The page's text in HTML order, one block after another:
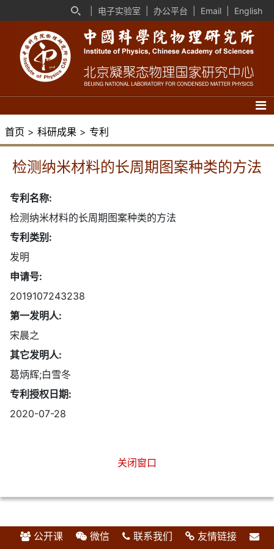
电子实验室 办公平台 Email English
首页 > 科研成果 > 专利
检测纳米材料的长周期图案种类的方法
专利名称:
检测纳米材料的长周期图案种类的方法
专利类别:
发明
申请号:
2019107243238
第一发明人:
宋晨之
其它发明人:
葛炳辉;白雪冬
专利授权日期:
2020-07-28
关闭窗口
公开课 微信 联系我们 友情链接